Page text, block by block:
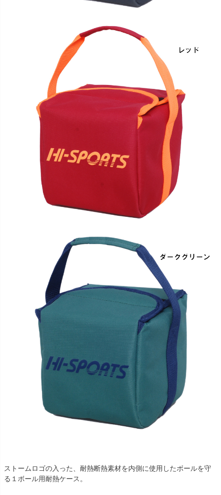
ストームロゴの入った、耐熱断熱素材を内側に使用したボールを守
る１ボール用耐熱ケース。